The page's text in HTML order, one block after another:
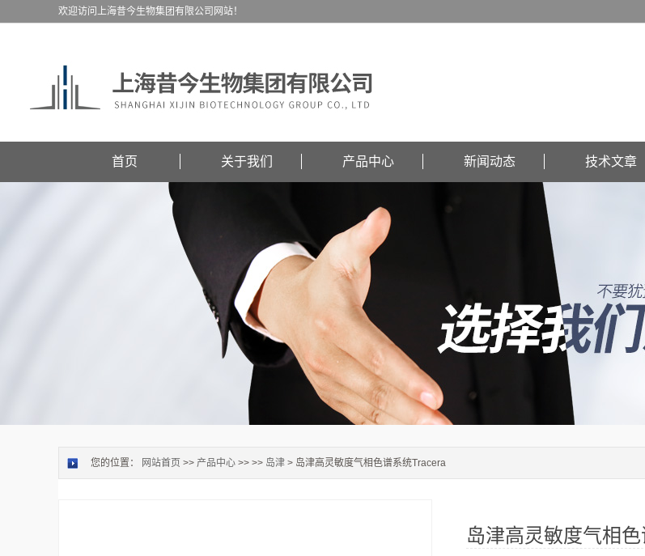
欢迎访问上海昔今生物集团有限公司网站！
首页 关于我们 产品中心 新闻动态 技术文章
您的位置： 网站首页 >> 产品中心 >> >> 岛津 > 岛津高灵敏度气相色谱系统Tracera
岛津高灵敏度气相